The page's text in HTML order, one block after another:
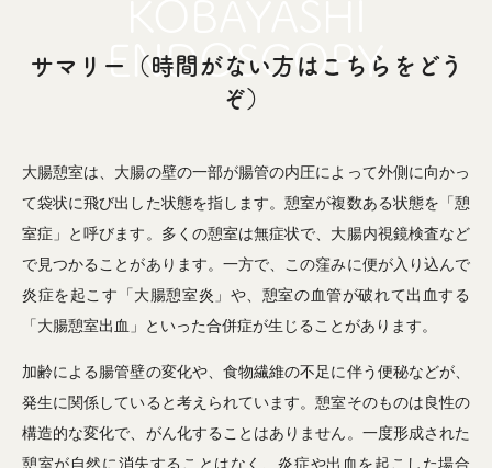
サマリー（時間がない方はこちらをどう
ぞ）
大腸憩室は、大腸の壁の一部が腸管の内圧によって外側に向かっ
て袋状に飛び出した状態を指します。憩室が複数ある状態を「憩
室症」と呼びます。多くの憩室は無症状で、大腸内視鏡検査など
で見つかることがあります。一方で、この窪みに便が入り込んで
炎症を起こす「大腸憩室炎」や、憩室の血管が破れて出血する
「大腸憩室出血」といった合併症が生じることがあります。
加齢による腸管壁の変化や、食物繊維の不足に伴う便秘などが、
発生に関係していると考えられています。憩室そのものは良性の
構造的な変化で、がん化することはありません。一度形成された
憩室が自然に消失することはなく、炎症や出血を起こした場合